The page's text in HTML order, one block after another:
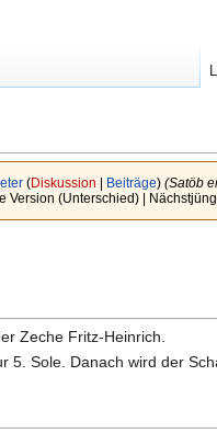
(Diskussion Beiträge) (Satöb
Version (Unterschied) |
Zeche Fritz-Heinrich.
5. Sole. Danach wird der